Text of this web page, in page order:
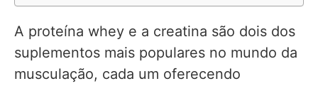
A proteína whey e a creatina são dois dos
suplementos mais populares no mundo da
musculação, cada um oferecendo